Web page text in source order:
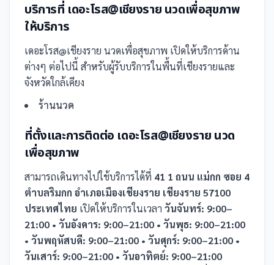
บริการที่ เดอะโรส@เชียงราย นวดเพื่อสุขภาพ
ให้บริการ
เดอะโรส@เชียงราย นวดเพื่อสุขภาพ เปิดให้บริการด้าน
ต่างๆ ต่อไปนี้ สำหรับผู้รับบริการในพื้นที่เชียงรายและ
จังหวัดใกล้เคียง
ร้านนวด
ที่ตั้งและการติดต่อ เดอะโรส@เชียงราย นวด
เพื่อสุขภาพ
สามารถเดินทางไปใช้บริการได้ที่ 41 1 ถนน แม่กก ซอย 4
ตำบลริมกก อำเภอเมืองเชียงราย เชียงราย 57100
ประเทศไทย เปิดให้บริการในเวลา วันจันทร์: 9:00–
21:00 • วันอังคาร: 9:00–21:00 • วันพุธ: 9:00–21:00
• วันพฤหัสบดี: 9:00–21:00 • วันศุกร์: 9:00–21:00 •
วันเสาร์: 9:00–21:00 • วันอาทิตย์: 9:00–21:00